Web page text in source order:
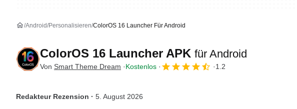
Android Personalisieren ColorOS 16 Launcher Für Android
ColorOS 16 Launcher APK für Android
Von Smart Theme Dream Kostenlos 1.2
Redakteur Rezension · 5. August 2026